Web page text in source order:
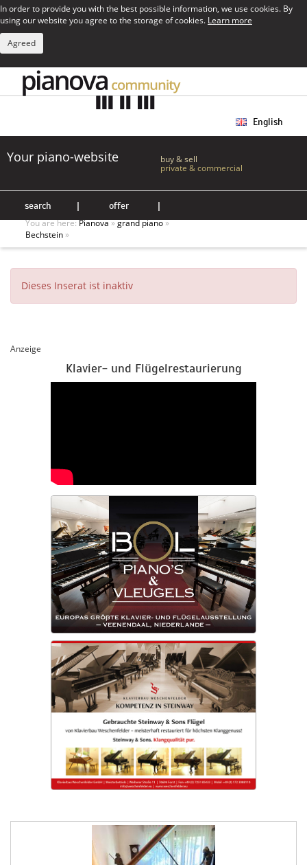
In order to provide you with the best possible information, we use cookies. By
using our website you agree to the storage of cookies. Learn more
Agreed
English
Your piano-website buy & sell
private & commercial
search | offer
|
You are here:Pianova»grand piano»
Bechstein »
Dieses Inserat ist inaktiv
Anzeige
Klavier- und Flügelrestaurierung